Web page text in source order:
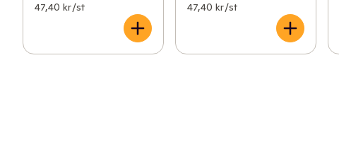
47,40 kr /st 47,40 kr /st